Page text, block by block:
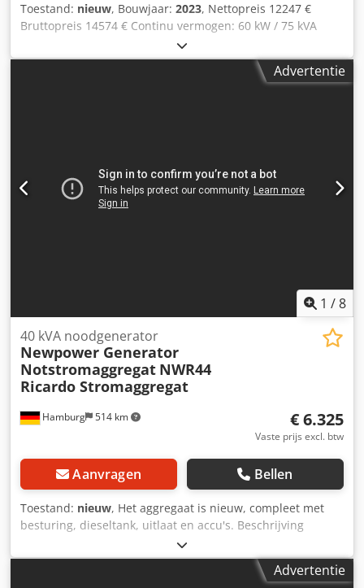
Toestand: nieuw, Bouwjaar: 2023, Nettopreis 12247 €
Bruttopreis 14574 € Continu vermogen: 60 kW / 75 kVA
Motor: Fawde 4110/125Z-09D, 4 cilinder, watergekoeld
Aansluiting: 1x32A, 1x64A 1x220V Stopcontacten of
stroomonderbrekers, optioneel 125A stopcontactAdvertentie
1 /8
Hamburg 514 km
40 kVA noodgenerator
Newpower Generator
Notstromaggregat NWR44
Ricardo Stromaggregat
€ 6.325
Vaste prijs excl. btw
Aanvragen Bellen
Toestand: nieuw, Het aggregaat is nieuw, compleet met
besturing, dieseltank, uitlaat en accu's. Beschrijving
Model: NWR44 Ricardo Motor Newpower Generator
Vermogenseenheid Continu vermogen: 30,4 kW / 38kVA
Maximaal vermogen: 33,5 kW / 41,8 kVA Motor : KofoAdvertentie